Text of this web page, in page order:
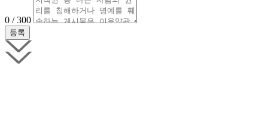
0 / 300